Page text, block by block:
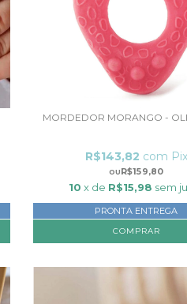
MORDEDOR MORANGO -
R$159,80
R$143,82 com Pix
10 x de R$15,98 sem
PRONTA ENTREGA